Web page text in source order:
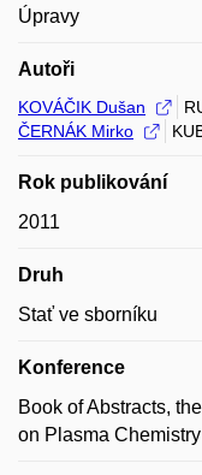
Úpravy
Autoři
KOVÁČIK Dušan
ČERNÁK Mirko
Rok publikování
2011
Druh
Stať ve sborníku
Konference
Book of Abstracts,
on Plasma Chemistry